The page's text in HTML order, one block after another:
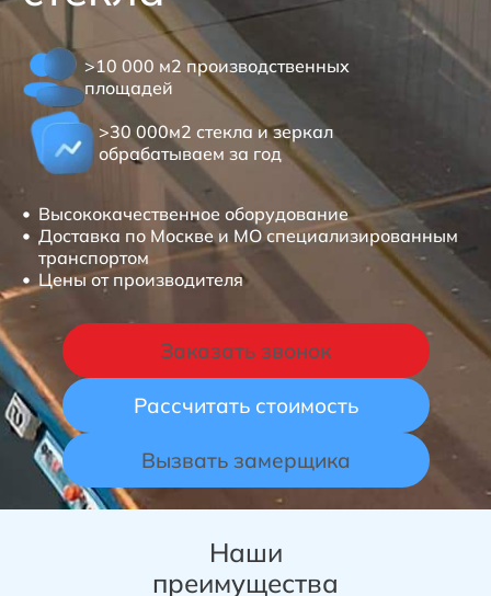
>10 000 м2 производственных
площадей
>30 000м2 стекла и зеркал
обрабатываем за год
Высококачественное оборудование
Доставка по Москве и МО специализированным
транспортом
Цены от производителя
Заказать звонок
Рассчитать стоимость
Вызвать замерщика
Наши
преимущества
Стекло
Стеклянные перегородки
Стеклянные двери
Душевые кабины
Стеклянная мебель
Стеклянные конструкции